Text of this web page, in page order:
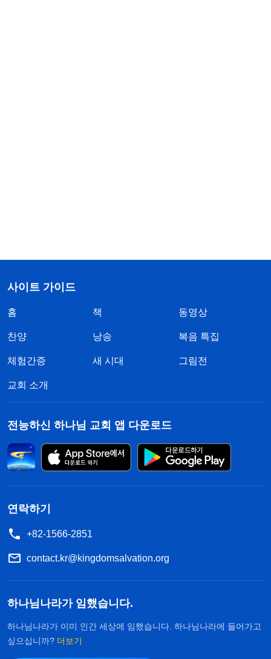
사이트 가이드
홈 책 동영상
찬양 낭송 복음 특집
체험간증 새 시대 그림전
교회 소개
전능하신 하나님 교회 앱 다운로드
연락하기
+82-1566-2851
contact.kr@kingdomsalvation.org
하나님나라가 임했습니다.
하나님나라가 이미 인간 세상에 임했습니다. 하나님나라에 들어가고
싶으십니까? 더보기